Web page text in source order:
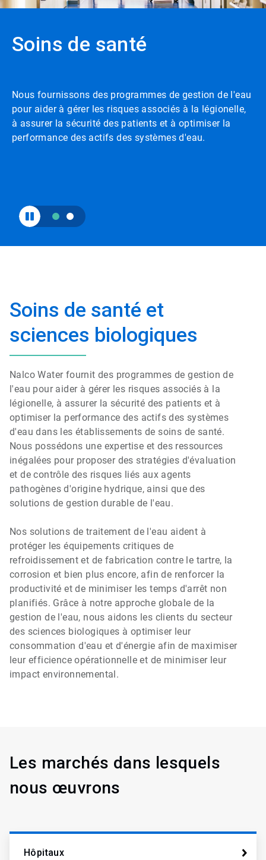
pour
activer
rotation.
Utilisez
Soins de santé
Nous fournissons des programmes de gestion de l'eau
pour aider à gérer les risques associés à la légionelle,
à assurer la sécurité des patients et à optimiser la
performance des actifs des systèmes d'eau.
Soins de santé et
sciences biologiques
Nalco Water fournit des programmes de gestion de
l'eau pour aider à gérer les risques associés à la
légionelle, à assurer la sécurité des patients et à
optimiser la performance des actifs des systèmes
d'eau dans les établissements de soins de santé.
Nous possédons une expertise et des ressources
inégalées pour proposer des stratégies d'évaluation
et de contrôle des risques liés aux agents
pathogènes d'origine hydrique, ainsi que des
solutions de gestion durable de l'eau.
Nos solutions de traitement de l'eau aident à
protéger les équipements critiques de
refroidissement et de fabrication contre le tartre, la
corrosion et bien plus encore, afin de renforcer la
productivité et de minimiser les temps d'arrêt non
planifiés.​​​​​​​ Grâce à notre approche globale de la
gestion de l'eau, nous aidons les clients du secteur
des sciences biologiques à optimiser leur
consommation d'eau et d'énergie afin de maximiser
leur efficience opérationnelle et de minimiser leur
impact environnemental.
Les marchés dans lesquels
nous œuvrons
Hôpitaux